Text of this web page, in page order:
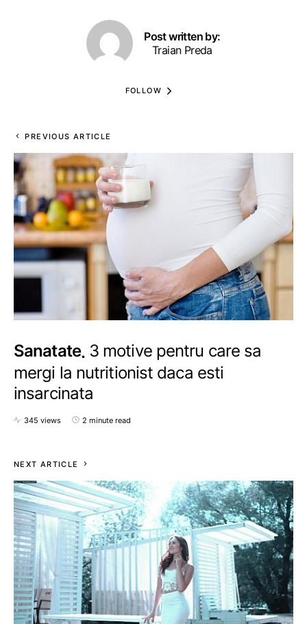
Post written by:
Traian Preda
FOLLOW
PREVIOUS ARTICLE
Sanatate 3 motive pentru care sa
mergi la nutritionist daca esti
insarcinata
345 views 2 minute read
NEXT ARTICLE